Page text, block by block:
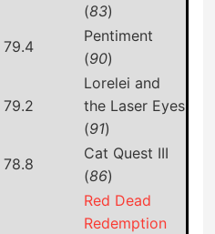
(83)
79.4
Pentiment
(90)
79.2
Lorelei and
the Laser Eyes
(91)
78.8
Cat Quest III
(86)
Red Dead
Redemption